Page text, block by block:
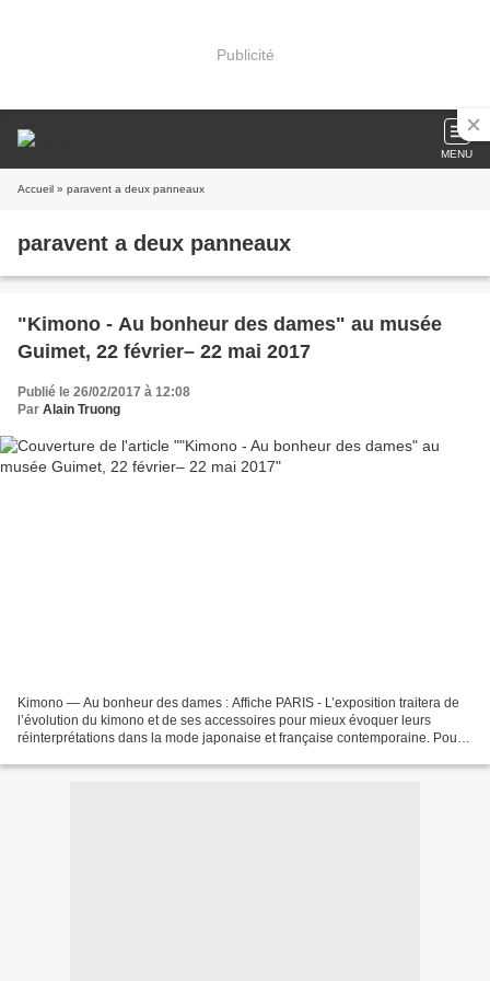
Publicité
MENU
Accueil » paravent a deux panneaux
paravent a deux panneaux
"Kimono - Au bonheur des dames" au musée
Guimet, 22 février– 22 mai 2017
Publié le 26/02/2017 à 12:08
Par Alain Truong
Kimono — Au bonheur des dames : Affiche PARIS - L’exposition traitera de
l’évolution du kimono et de ses accessoires pour mieux évoquer leurs
réinterprétations dans la mode japonaise et française contemporaine. Pour